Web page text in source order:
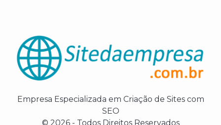
Empresa Especializada em Criação de Sites com
SEO
© 2026 - Todos Direitos Reservados